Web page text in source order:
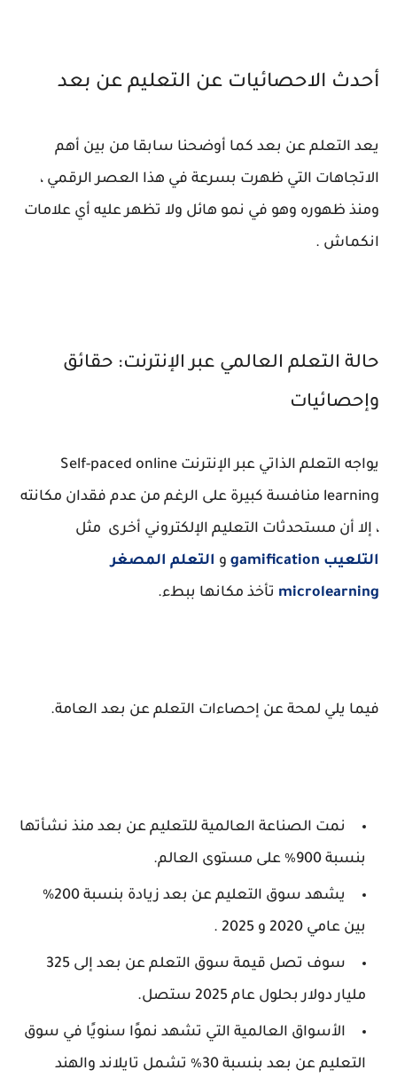
أحدث الاحصائيات عن التعليم عن بعد
يعد التعلم عن بعد كما أوضحنا سابقا من بين أهم
الاتجاهات التي ظهرت بسرعة في هذا العصر الرقمي ،
ومنذ ظهوره وهو في نمو هائل ولا تظهر عليه أي علامات
انكماش .
حالة التعلم العالمي عبر الإنترنت: حقائق
وإحصائيات
يواجه التعلم الذاتي عبر الإنترنت Self-paced online
learning منافسة كبيرة على الرغم من عدم فقدان مكانته
، إلا أن مستحدثات التعليم الإلكتروني أخرى مثل
التلعيب gamification
و التعلم المصغر
microlearning تأخذ مكانها ببطء.
فيما يلي لمحة عن إحصاءات التعلم عن بعد العامة.
نمت الصناعة العالمية للتعليم عن بعد منذ نشأتها
بنسبة 900٪ على مستوى العالم.
يشهد سوق التعليم عن بعد زيادة بنسبة 200%
بين عامي 2020 و 2025 .
سوف تصل قيمة سوق التعلم عن بعد إلى 325
مليار دولار بحلول عام 2025 ستصل.
الأسواق العالمية التي تشهد نموًا سنويًا في سوق
التعليم عن بعد بنسبة 30٪ تشمل تايلاند والهند